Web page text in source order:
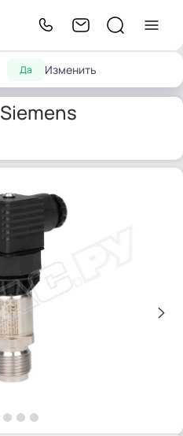
Да Изменить
Датчики
Датчик давления